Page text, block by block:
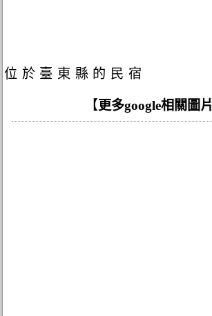
位於臺東縣的民宿
【更多google相關圖片